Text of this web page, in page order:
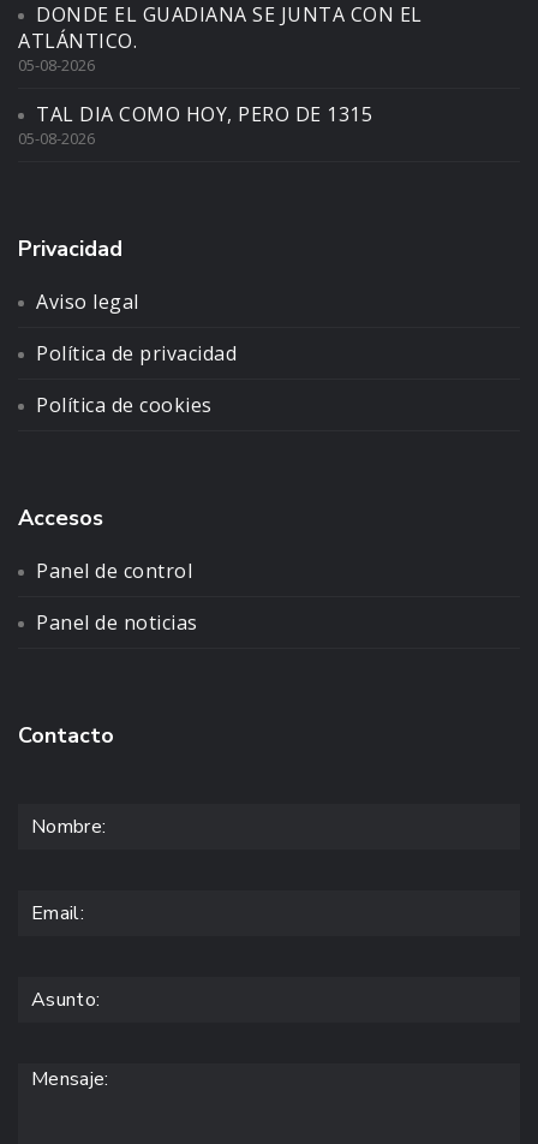
DONDE EL GUADIANA SE JUNTA CON EL
ATLÁNTICO.
05-08-2026
TAL DIA COMO HOY, PERO DE 1315
05-08-2026
Privacidad
Aviso legal
Política de privacidad
Política de cookies
Accesos
Panel de control
Panel de noticias
Contacto